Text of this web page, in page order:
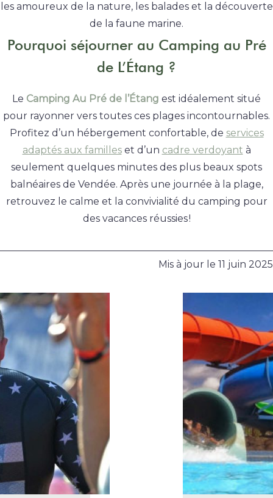
les amoureux de la nature, les balades et la découverte
de la faune marine.
Pourquoi séjourner au Camping au Pré
de L’Étang ?
Le Camping Au Pré de l’Étang est idéalement situé
pour rayonner vers toutes ces plages incontournables.
Profitez d’un hébergement confortable, de services
adaptés aux familleset d’un cadre verdoyant à
seulement quelques minutes des plus beaux spots
balnéaires de Vendée. Après une journée à la plage,
retrouvez le calme et la convivialité du camping pour
des vacances réussies !
Mis à jour le 11 juin 2025